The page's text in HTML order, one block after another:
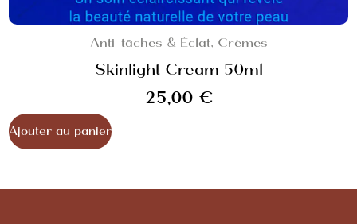
Anti-tâches & Éclat, Crèmes
Skinlight Cream 50ml
25,00 €
Ajouter au panier